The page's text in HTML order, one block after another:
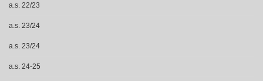
a.s. 22/23
a.s. 23/24
a.s. 23/24
a.s. 24-25